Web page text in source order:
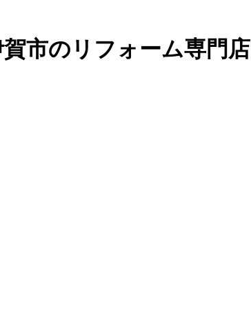
市のリフォーム専門店